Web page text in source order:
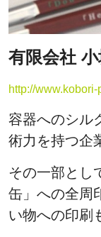
有限会社
http://www.kobori-
容器へのシル
術力を持つ企
その一部とし
缶」への全周
い物への印刷